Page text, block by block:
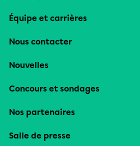
Équipe et carrières
Nous contacter
Nouvelles
Concours et sondages
Nos partenaires
Salle de presse